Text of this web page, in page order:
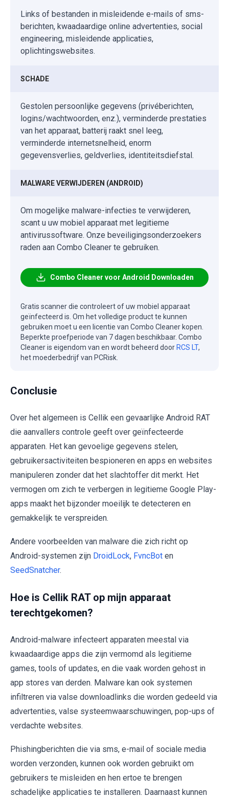
Links of bestanden in misleidende e-mails of sms-
berichten, kwaadaardige online advertenties, social
engineering, misleidende applicaties,
oplichtingswebsites.
SCHADE
Gestolen persoonlijke gegevens (privéberichten,
logins/wachtwoorden, enz.), verminderde prestaties
van het apparaat, batterij raakt snel leeg,
verminderde internetsnelheid, enorm
gegevensverlies, geldverlies, identiteitsdiefstal.
MALWARE VERWIJDEREN (ANDROID)
Om mogelijke malware-infecties te verwijderen,
scant u uw mobiel apparaat met legitieme
antivirussoftware. Onze beveiligingsonderzoekers
raden aan Combo Cleaner te gebruiken.
Combo Cleaner voor Android Downloaden
Gratis scanner die controleert of uw mobiel apparaat
geïnfecteerd is. Om het volledige product te kunnen
gebruiken moet u een licentie van Combo Cleaner kopen.
Beperkte proefperiode van 7 dagen beschikbaar. Combo
Cleaner is eigendom van en wordt beheerd door RCS LT,
het moederbedrijf van PCRisk.
Conclusie
Over het algemeen is Cellik een gevaarlijke Android RAT
die aanvallers controle geeft over geïnfecteerde
apparaten. Het kan gevoelige gegevens stelen,
gebruikersactiviteiten bespioneren en apps en websites
manipuleren zonder dat het slachtoffer dit merkt. Het
vermogen om zich te verbergen in legitieme Google Play-
apps maakt het bijzonder moeilijk te detecteren en
gemakkelijk te verspreiden.
Andere voorbeelden van malware die zich richt op
Android-systemen zijn DroidLock, FvncBot en
SeedSnatcher.
Hoe is Cellik RAT op mijn apparaat
terechtgekomen?
Android-malware infecteert apparaten meestal via
kwaadaardige apps die zijn vermomd als legitieme
games, tools of updates, en die vaak worden gehost in
app stores van derden. Malware kan ook systemen
infiltreren via valse downloadlinks die worden gedeeld via
advertenties, valse systeemwaarschuwingen, pop-ups of
verdachte websites.
Phishingberichten die via sms, e-mail of sociale media
worden verzonden, kunnen ook worden gebruikt om
gebruikers te misleiden en hen ertoe te brengen
schadelijke applicaties te installeren. Daarnaast kunnen